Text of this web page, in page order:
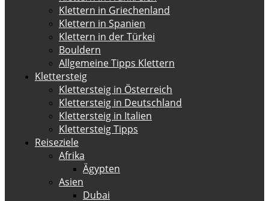
Klettern in Griechenland
Klettern in Spanien
Klettern in der Türkei
Bouldern
Allgemeine Tipps Klettern
Klettersteig
Klettersteig in Österreich
Klettersteig in Deutschland
Klettersteig in Italien
Klettersteig Tipps
Reiseziele
Afrika
Ägypten
Asien
Dubai